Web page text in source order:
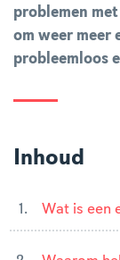
problemen
om weer meer
probleemloos
Inhoud
Wat is een